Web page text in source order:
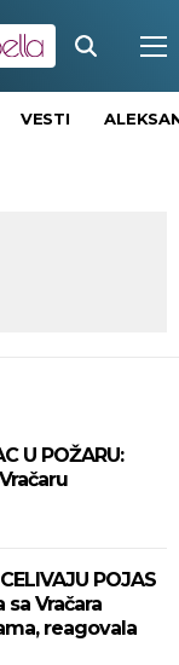
VESTI
U POŽARU:
POJAS
sa Vračara
reagovala